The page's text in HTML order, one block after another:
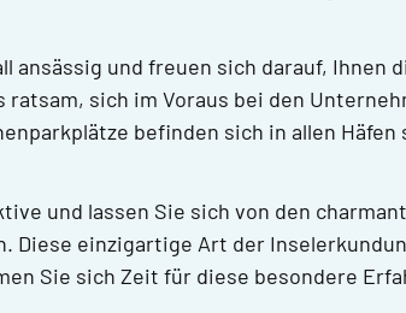
ansässig und freuen sich darauf, Ihnen
sich im Voraus bei den
befinden sich in allen
und lassen Sie sich von den
Diese einzigartige Art der
Sie sich Zeit für diese besondere